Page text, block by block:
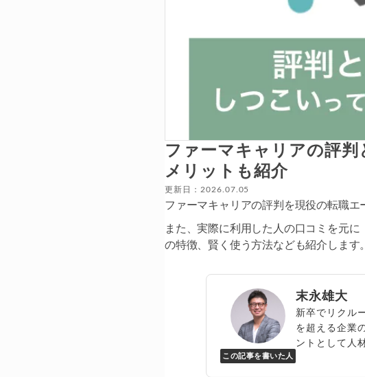
ファーマキャリアの評
メリットも紹介
更新日：2026.07.05
ファーマキャリアの評判を現役の転職エ
また、実際に利用した人の口コミを元
の特徴、賢く使う方法なども紹介します。
この記事を書いた人
末永雄大
新卒でリクル
を超える企業
ントとして人